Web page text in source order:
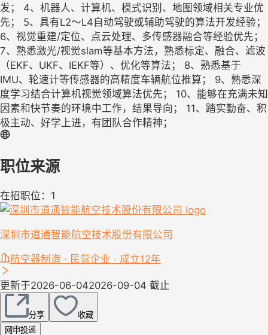
发； 4、机器人、计算机、模式识别、地图领域相关专业优
先； 5、具有L2～L4自动驾驶或辅助驾驶的算法开发经验；
6、视觉重建/定位、点云处理、多传感器融合等经验优先；
7、熟悉激光/视觉slam等基本方法，熟悉标定、融合、滤波
（EKF、UKF、IEKF等）、优化等算法； 8、熟悉基于
IMU、轮速计等传感器的高精度车辆航位推算； 9、熟悉深
度学习结合计算机视觉领域算法优先； 10、能够在充满未知
因素和快节奏的环境中工作，结果导向； 11、踏实勤奋、积
极主动、好学上进，有团队合作精神；
职位来源
在招职位：1
深圳市道通智能航空技术股份有限公司
航空器制造 · 民营企业 · 成立12年
更新于2026-06-042026-09-04 截止
分享
收藏
网申投递